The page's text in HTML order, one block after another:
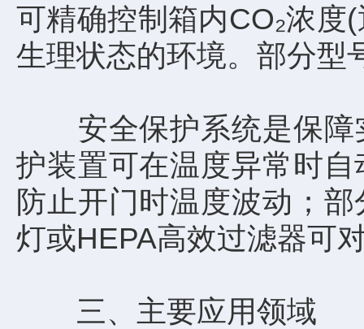
可精确控制箱内CO₂浓
生理状态的环境。部分型
安全保护系统是保障
护装置可在温度异常时
防止开门时温度波动；
灯或HEPA高效过滤器可
三、主要应用领域